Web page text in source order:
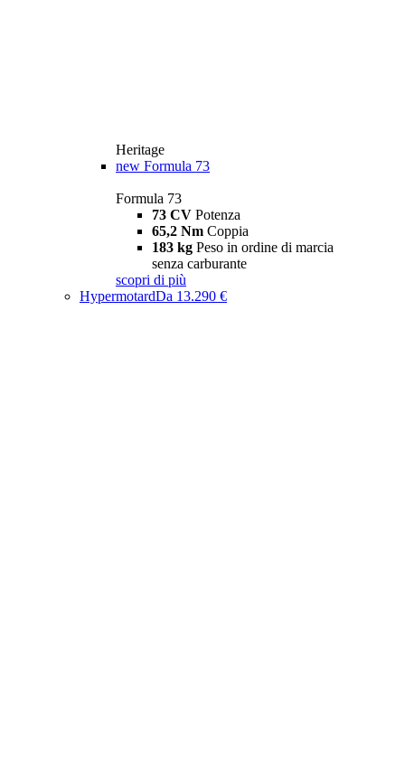
Heritage
new Formula 73
Formula 73
73 CV Potenza
65,2 Nm Coppia
183 kg Peso in ordine di marcia
senza carburante
scopri di più
HypermotardDa 13.290 €